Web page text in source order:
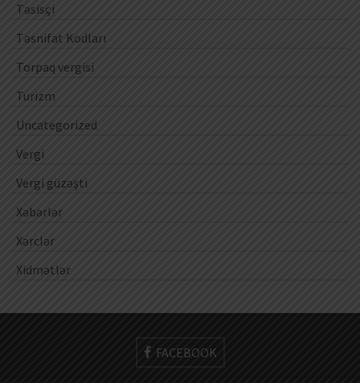
Təsisçi
Təsnifat Kodları
Torpaq vergisi
Turizm
Uncategorized
Vergi
Vergi güzəşti
Xəbərlər
Xərclər
Xidmətlər
FACEBOOK